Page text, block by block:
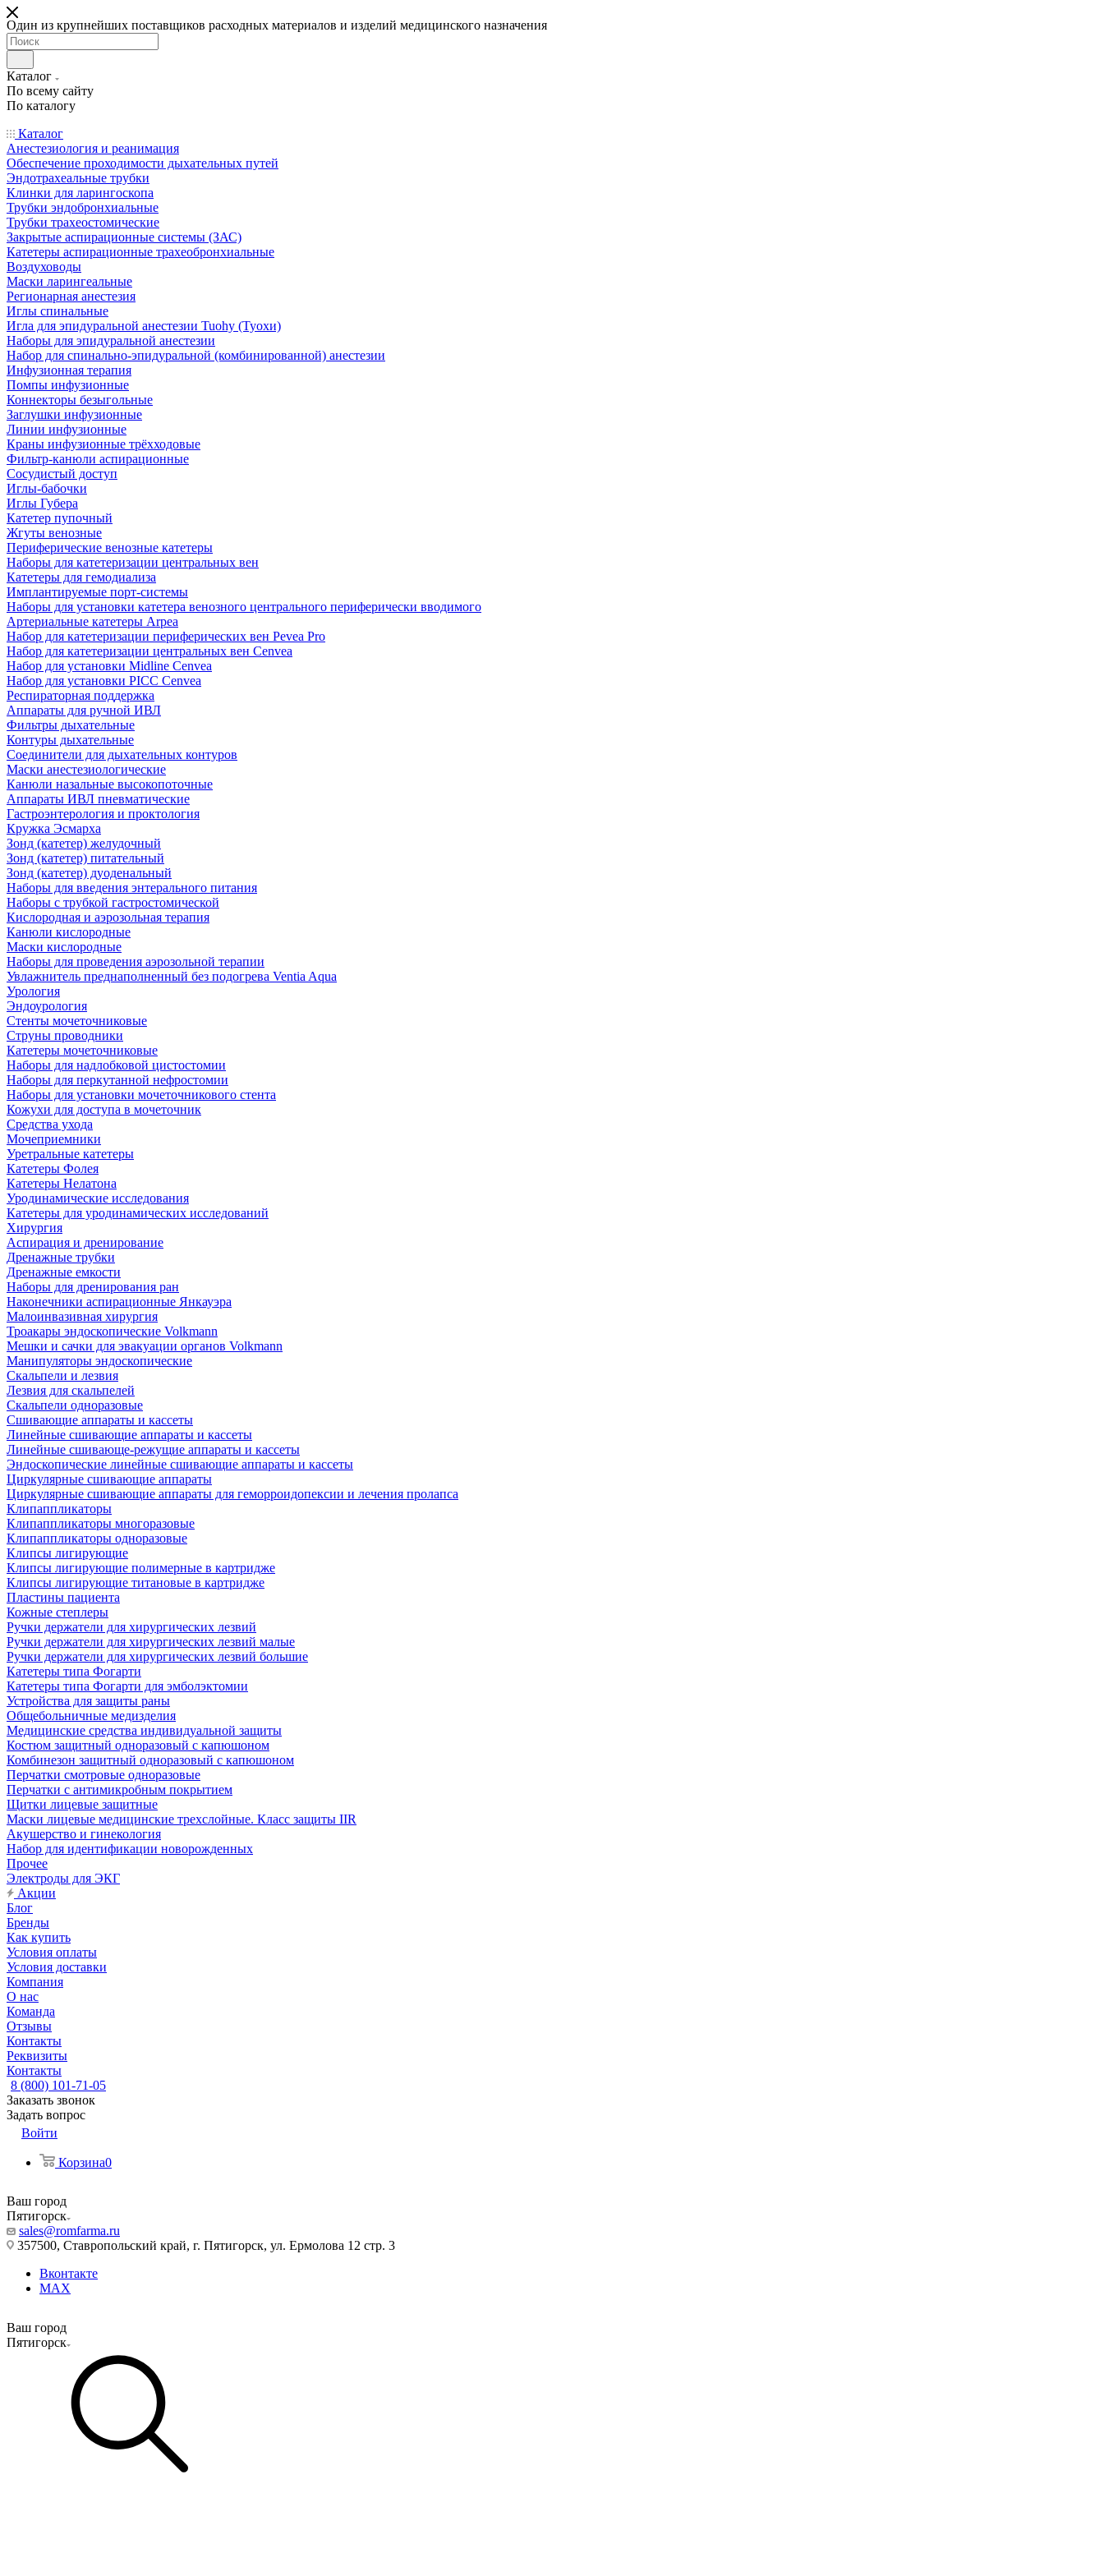
Один из крупнейших поставщиков расходных материалов и изделий медицинского назначения
Каталог
По всему сайту
По каталогу
Каталог
Анестезиология и реанимация
Обеспечение проходимости дыхательных путей
Эндотрахеальные трубки
Клинки для ларингоскопа
Трубки эндобронхиальные
Трубки трахеостомические
Закрытые аспирационные системы (ЗАС)
Катетеры аспирационные трахеобронхиальные
Воздуховоды
Маски ларингеальные
Регионарная анестезия
Иглы спинальные
Игла для эпидуральной анестезии Tuohy (Туохи)
Наборы для эпидуральной анестезии
Набор для спинально-эпидуральной (комбинированной) анестезии
Инфузионная терапия
Помпы инфузионные
Коннекторы безыгольные
Заглушки инфузионные
Линии инфузионные
Краны инфузионные трёхходовые
Фильтр-канюли аспирационные
Сосудистый доступ
Иглы-бабочки
Иглы Губера
Катетер пупочный
Жгуты венозные
Периферические венозные катетеры
Наборы для катетеризации центральных вен
Катетеры для гемодиализа
Имплантируемые порт‑системы
Наборы для установки катетера венозного центрального периферически вводимого
Артериальные катетеры Arpea
Набор для катетеризации периферических вен Pevea Pro
Набор для катетеризации центральных вен Cenvea
Набор для установки Midline Cenvea
Набор для установки PICC Cenvea
Респираторная поддержка
Аппараты для ручной ИВЛ
Фильтры дыхательные
Контуры дыхательные
Соединители для дыхательных контуров
Маски анестезиологические
Канюли назальные высокопоточные
Аппараты ИВЛ пневматические
Гастроэнтерология и проктология
Кружка Эсмарха
Зонд (катетер) желудочный
Зонд (катетер) питательный
Зонд (катетер) дуоденальный
Наборы для введения энтерального питания
Наборы с трубкой гастростомической
Кислородная и аэрозольная терапия
Канюли кислородные
Маски кислородные
Наборы для проведения аэрозольной терапии
Увлажнитель преднаполненный без подогрева Ventia Aqua
Урология
Эндоурология
Стенты мочеточниковые
Струны проводники
Катетеры мочеточниковые
Наборы для надлобковой цистостомии
Наборы для перкутанной нефростомии
Наборы для установки мочеточникового стента
Кожухи для доступа в мочеточник
Средства ухода
Мочеприемники
Уретральные катетеры
Катетеры Фолея
Катетеры Нелатона
Уродинамические исследования
Катетеры для уродинамических исследований
Хирургия
Аспирация и дренирование
Дренажные трубки
Дренажные емкости
Наборы для дренирования ран
Наконечники аспирационные Янкауэра
Малоинвазивная хирургия
Троакары эндоскопические Volkmann
Мешки и сачки для эвакуации органов Volkmann
Манипуляторы эндоскопические
Скальпели и лезвия
Лезвия для скальпелей
Скальпели одноразовые
Сшивающие аппараты и кассеты
Линейные сшивающие аппараты и кассеты
Линейные сшивающе-режущие аппараты и кассеты
Эндоскопические линейные сшивающие аппараты и кассеты
Циркулярные сшивающие аппараты
Циркулярные сшивающие аппараты для геморроидопексии и лечения пролапса
Клипаппликаторы
Клипаппликаторы многоразовые
Клипаппликаторы одноразовые
Клипсы лигирующие
Клипсы лигирующие полимерные в картридже
Клипсы лигирующие титановые в картридже
Пластины пациента
Кожные степлеры
Ручки держатели для хирургических лезвий
Ручки держатели для хирургических лезвий малые
Ручки держатели для хирургических лезвий большие
Катетеры типа Фогарти
Катетеры типа Фогарти для эмболэктомии
Устройства для защиты раны
Общебольничные медизделия
Медицинские средства индивидуальной защиты
Костюм защитный одноразовый с капюшоном
Комбинезон защитный одноразовый с капюшоном
Перчатки смотровые одноразовые
Перчатки с антимикробным покрытием
Щитки лицевые защитные
Маски лицевые медицинские трехслойные. Класс защиты IIR
Акушерство и гинекология
Набор для идентификации новорожденных
Прочее
Электроды для ЭКГ
Акции
Блог
Бренды
Как купить
Условия оплаты
Условия доставки
Компания
О нас
Команда
Отзывы
Контакты
Реквизиты
Контакты
8 (800) 101-71-05
Заказать звонок
Задать вопрос
Войти
Корзина0
Ваш город
Пятигорск
sales@romfarma.ru
357500, Ставропольский край, г. Пятигорск, ул. Ермолова 12 стр. 3
Вконтакте
MAX
Ваш город
Пятигорск